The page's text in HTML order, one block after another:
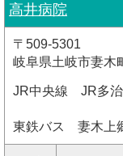
高井病院
〒509-5301
岐阜県土岐市妻木
JR中央線 JR多
東鉄バス 妻木上